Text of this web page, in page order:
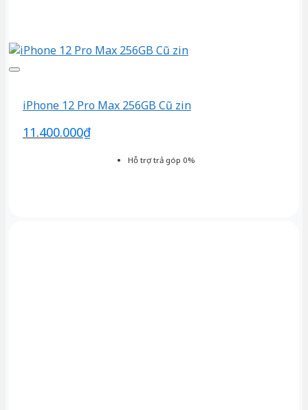
Hỗ trợ trả góp 0%
iPhone 12 Pro Max 256GB Cũ zin
11.400.000₫